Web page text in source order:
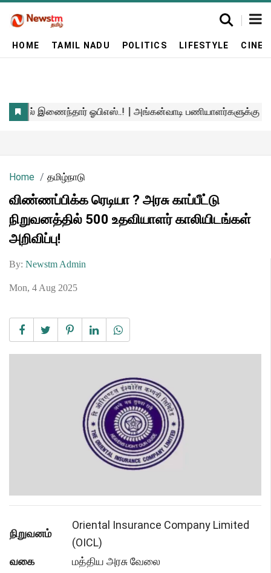
HOME TAMIL NADU POLITICS LIFESTYLE
Home தமிழ்நாடு
விண்ணப்பிக்க ரெடியா ? அரசு காப்பீட்டு
நிறுவனத்தில் 500 உதவியாளர் காலியிடங்கள்
அறிவிப்பு!
By: Newstm Admin
Mon, 4 Aug 2025
நிறுவனம்
Oriental Insurance Company Limited
(OICL)
வகை
மத்திய அரசு வேலை